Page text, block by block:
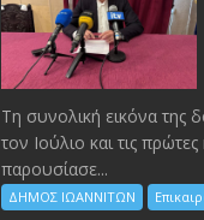
Τη συνολική εικόνα της
τον Ιούλιο και τις
παρουσίασε...
ΔΗΜΟΣ ΙΩΑΝΝΙΤΩΝ